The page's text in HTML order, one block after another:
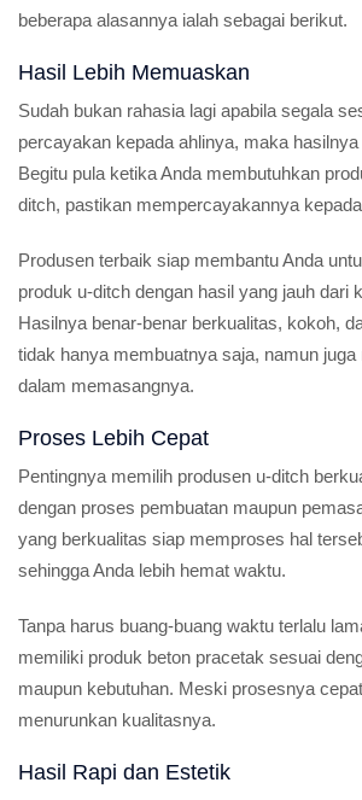
beberapa alasannya ialah sebagai berikut.
Hasil Lebih Memuaskan
Sudah bukan rahasia lagi apabila segala
percayakan kepada ahlinya, maka
Begitu pula ketika Anda membutuhkan
ditch, pastikan mempercayakannya
Produsen terbaik siap membantu Anda
produk u-ditch dengan hasil yang jauh dari
Hasilnya benar-benar berkualitas, kokoh,
tidak hanya membuatnya saja, namun juga
dalam memasangnya.
Proses Lebih Cepat
Pentingnya memilih produsen u-ditch
dengan proses pembuatan maupun
yang berkualitas siap memproses hal
sehingga Anda lebih hemat waktu.
Tanpa harus buang-buang waktu terlalu
memiliki produk beton pracetak sesuai
maupun kebutuhan. Meski prosesnya
menurunkan kualitasnya.
Hasil Rapi dan Estetik